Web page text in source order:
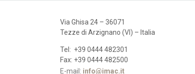
Via Ghisa 24 – 36071
Tezze di Arzignano (VI) – Italia
Tel: +39 0444 482301
Fax: +39 0444 482500
E-mail: info@imac.it